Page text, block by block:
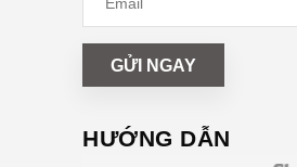
GỬI NGAY
HƯỚNG DẪN